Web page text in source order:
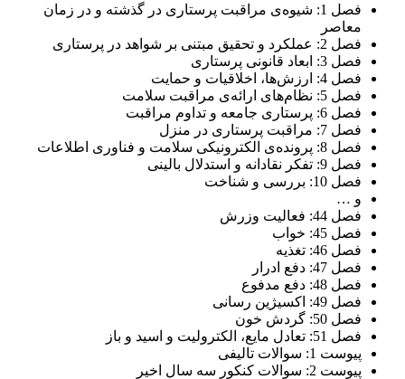
فصل 1: شیوه‌ی مراقبت پرستاری در گذشته و در زمان
معاصر
فصل 2: عملکرد و تحقیق مبتنی بر شواهد در پرستاری
فصل 3: ابعاد قانونی پرستاری
فصل 4: ارزش‌ها، اخلاقیات و حمایت
فصل 5: نظام‌های ارائه‌ی مراقبت سلامت
فصل 6: پرستاری جامعه و تداوم مراقبت
فصل 7: مراقبت پرستاری در منزل
فصل 8: پرونده‌ی الکترونیکی سلامت و فناوری اطلاعات
فصل 9: تفکر نقادانه و استدلال بالینی
فصل 10: بررسی و شناخت
و …
فصل 44: فعالیت وزرش
فصل 45: خواب
فصل 46: تغذیه
فصل 47: دفع ادرار
فصل 48: دفع مدفوع
فصل 49: اکسیژین رسانی
فصل 50: گردش خون
فصل 51: تعادل مایع، الکترولیت و اسید و باز
پیوست 1: سوالات تالیفی
پیوست 2: سوالات کنکور سه سال اخیر